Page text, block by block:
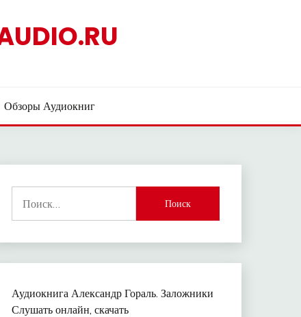
Обзоры Аудиокниг
Аудиокнига Александр Гораль. Заложники
Слушать онлайн, скачать